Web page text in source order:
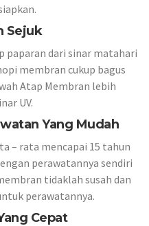
Sejuk
paparan dari sinar matahari
membran cukup bagus
Atap Membran lebih
UV.
Yang Mudah
– rata mencapai 15 tahun
perawatannya sendiri
tidaklah susah dan
perawatannya.
Cepat